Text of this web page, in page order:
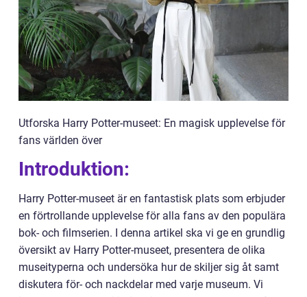
Utforska Harry Potter-museet: En magisk upplevelse för
fans världen över
Introduktion:
Harry Potter-museet är en fantastisk plats som erbjuder
en förtrollande upplevelse för alla fans av den populära
bok- och filmserien. I denna artikel ska vi ge en grundlig
översikt av Harry Potter-museet, presentera de olika
museityperna och undersöka hur de skiljer sig åt samt
diskutera för- och nackdelar med varje museum. Vi